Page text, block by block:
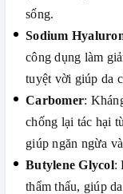
sống.
Sodium
công dụng làm
tuyệt vời giúp da
Carbomer:
chống lại tác hại
giúp ngăn ngừa
Butylene Glycol:
thẩm thấu, giúp